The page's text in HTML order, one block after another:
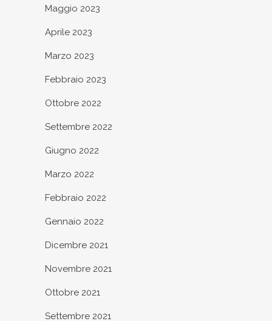
Maggio 2023
Aprile 2023
Marzo 2023
Febbraio 2023
Ottobre 2022
Settembre 2022
Giugno 2022
Marzo 2022
Febbraio 2022
Gennaio 2022
Dicembre 2021
Novembre 2021
Ottobre 2021
Settembre 2021